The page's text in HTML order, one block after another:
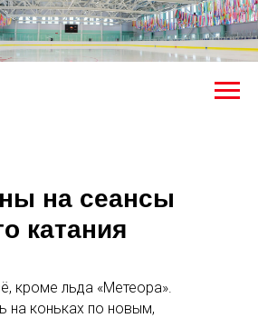
на сеансы
катания
кроме льда «Метеора».
на коньках по новым,